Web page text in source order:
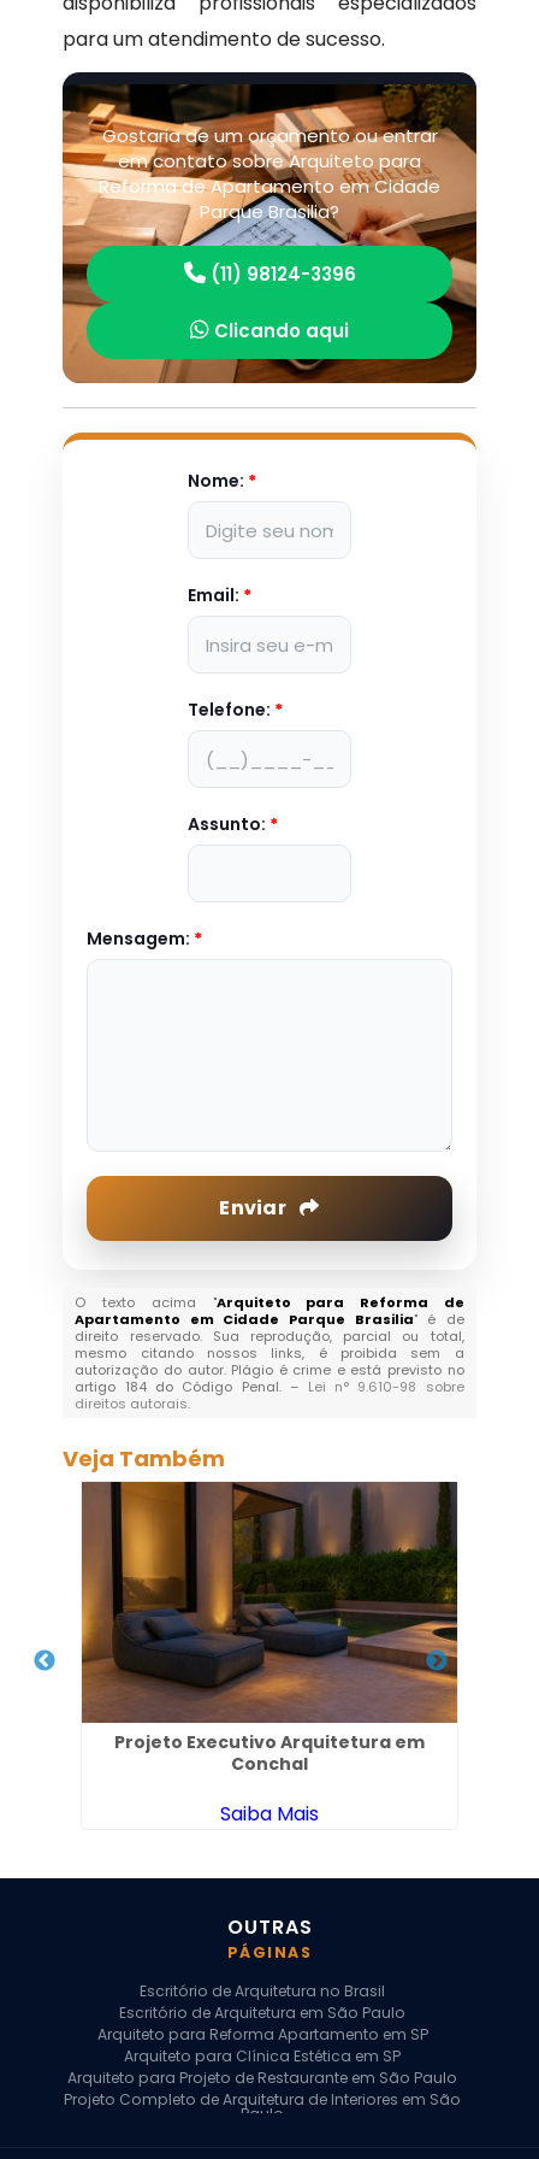
para um atendimento de sucesso.
Gostaria de um orçamento ou entrar
em contato sobre Arquiteto para
Reforma de Apartamento em Cidade
Parque Brasilia?
(11) 98124-3396
Clicando aqui
Nome: *
Email: *
Telefone: *
Assunto: *
Mensagem: *
Enviar
O texto acima "Arquiteto para Reforma de
Apartamento em Cidade Parque Brasilia" é de
direito reservado. Sua reprodução, parcial ou total,
mesmo citando nossos links, é proibida sem a
autorização do autor. Plágio é crime e está previsto no
artigo 184 do Código Penal. – Lei n° 9.610-98 sobre
direitos autorais.
Veja Também
Projeto Executivo Arquitetura em
Conchal
Saiba Mais
OUTRAS
PÁGINAS
Escritório de Arquitetura no Brasil
Escritório de Arquitetura em São Paulo
Arquiteto para Reforma Apartamento em SP
Arquiteto para Clínica Estética em SP
Arquiteto para Projeto de Restaurante em São Paulo
Projeto Completo de Arquitetura de Interiores em São
Paulo